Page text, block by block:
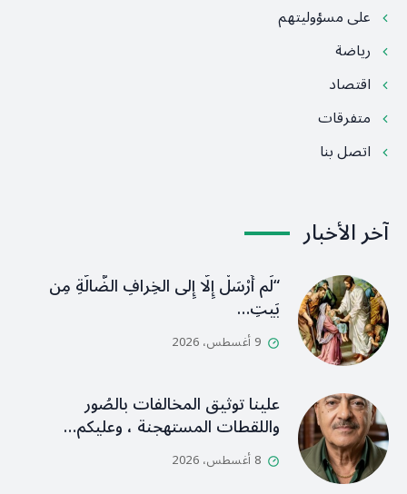
على مسؤوليتهم
رياضة
اقتصاد
متفرقات
اتصل بنا
آخر الأخبار
“لَم أُرْسَلْ إِلَّا إِلى الخِرافِ الضَّالَّةِ مِن
بَيتِ…
9 أغسطس، 2026
علينا توثيق المخالفات بالصُور
واللقطات المستهجنة ، وعليكم…
8 أغسطس، 2026